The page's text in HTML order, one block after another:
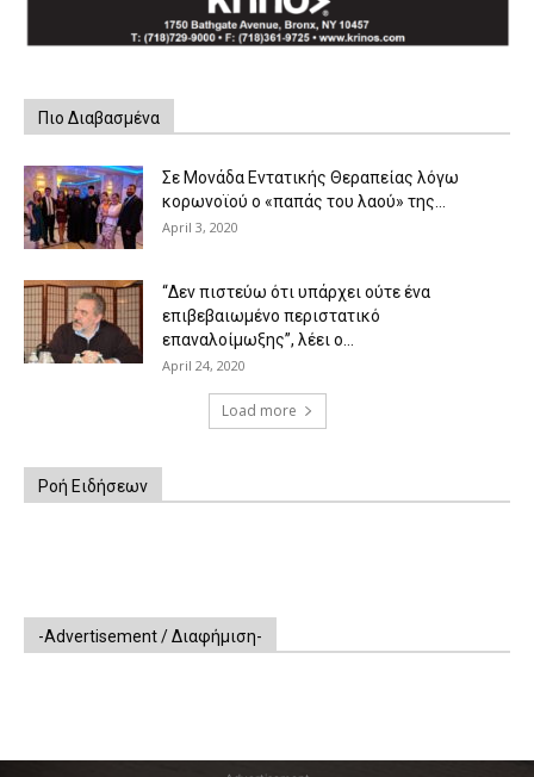
Πιο Διαβασμένα
Σε Μονάδα Εντατικής Θεραπείας λόγω
κορωνοϊού ο «παπάς του λαού» της...
April 3, 2020
“Δεν πιστεύω ότι υπάρχει ούτε ένα
επιβεβαιωμένο περιστατικό
επαναλοίμωξης”, λέει ο...
April 24, 2020
Load more
Ροή Ειδήσεων
-Advertisement / Διαφήμιση-